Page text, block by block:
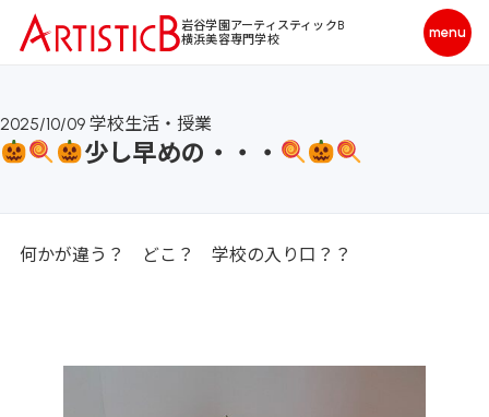
岩谷学園アーティスティックB
横浜美容専門学校
2025/10/09 学校生活・授業
少し早めの・・・
何かが違う？ どこ？ 学校の入り口？？